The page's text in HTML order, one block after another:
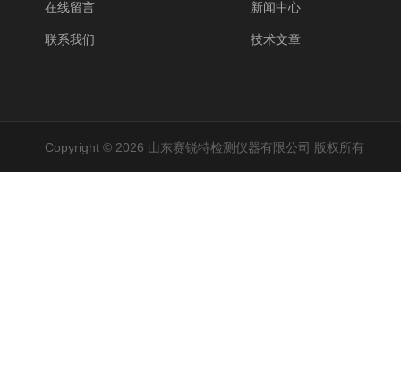
在线留言
联系我们
新闻中心
技术文章
Copyright © 2026 山东赛锐特检测仪器有限公司 版权所有